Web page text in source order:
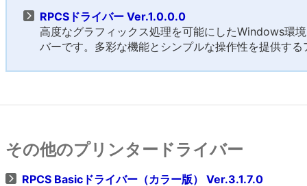
RPCSドライバー Ver.1.0.0.0
高度なグラフィックス処理を可能にしたWindows環
バーです。多彩な機能とシンプルな操作性を提供す
その他のプリンタードライバー
RPCS Basicドライバー（カラー版） Ver.3.1.7.0